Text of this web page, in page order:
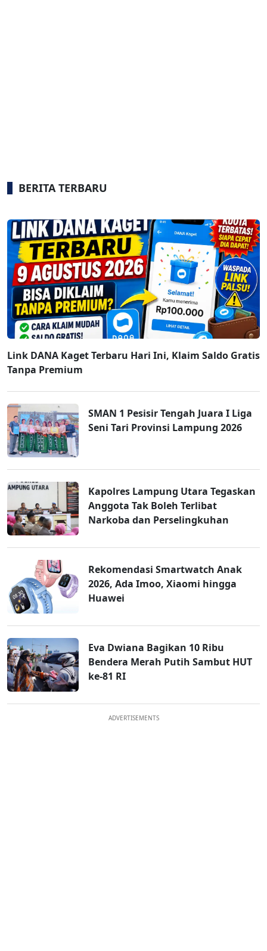
BERITA TERBARU
Link DANA Kaget Terbaru Hari Ini, Klaim Saldo Gratis
Tanpa Premium
SMAN 1 Pesisir Tengah Juara I Liga
Seni Tari Provinsi Lampung 2026
Kapolres Lampung Utara Tegaskan
Anggota Tak Boleh Terlibat
Narkoba dan Perselingkuhan
Rekomendasi Smartwatch Anak
2026, Ada Imoo, Xiaomi hingga
Huawei
Eva Dwiana Bagikan 10 Ribu
Bendera Merah Putih Sambut HUT
ke-81 RI
ADVERTISEMENTS